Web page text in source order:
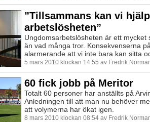
”Tillsammans kan vi
arbetslösheten”
Ungdomsarbetslösheten är ett mycket
än vad många tror. Konsekvenserna
alarmerande att vi inte bara kan sitta
5 mars 2010 klockan 14:55 av Fredrik
60 fick jobb på Meritor
Totalt 60 personer har anställts på
Anledningen till att man nu behöver
att volymerna har ökat igen.
8 mars 2010 klockan 08:54 av Fredrik